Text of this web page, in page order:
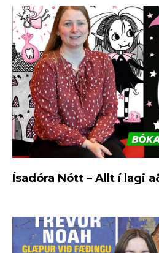
Ísadóra Nótt – Allt í lagi